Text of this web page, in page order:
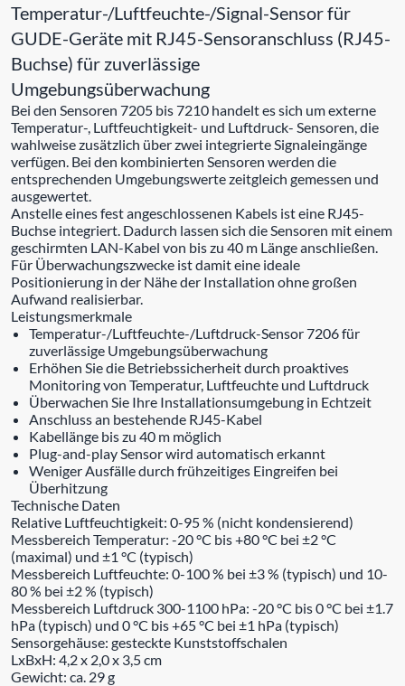
Temperatur-/Luftfeuchte-/Signal-Sensor für
GUDE-Geräte mit RJ45-Sensoranschluss (RJ45-
Buchse) für zuverlässige
Umgebungsüberwachung
Bei den Sensoren 7205 bis 7210 handelt es sich um externe
Temperatur-, Luftfeuchtigkeit- und Luftdruck- Sensoren, die
wahlweise zusätzlich über zwei integrierte Signaleingänge
verfügen. Bei den kombinierten Sensoren werden die
entsprechenden Umgebungswerte zeitgleich gemessen und
ausgewertet.
Anstelle eines fest angeschlossenen Kabels ist eine RJ45-
Buchse integriert. Dadurch lassen sich die Sensoren mit einem
geschirmten LAN-Kabel von bis zu 40 m Länge anschließen.
Für Überwachungszwecke ist damit eine ideale
Positionierung in der Nähe der Installation ohne großen
Aufwand realisierbar.
Leistungsmerkmale
Temperatur-/Luftfeuchte-/Luftdruck-Sensor 7206 für
zuverlässige Umgebungsüberwachung
Erhöhen Sie die Betriebssicherheit durch proaktives
Monitoring von Temperatur, Luftfeuchte und Luftdruck
Überwachen Sie Ihre Installationsumgebung in Echtzeit
Anschluss an bestehende RJ45-Kabel
Kabellänge bis zu 40 m möglich
Plug-and-play Sensor wird automatisch erkannt
Weniger Ausfälle durch frühzeitiges Eingreifen bei
Überhitzung
Technische Daten
Relative Luftfeuchtigkeit: 0-95 % (nicht kondensierend)
Messbereich Temperatur: -20 °C bis +80 °C bei ±2 °C
(maximal) und ±1 °C (typisch)
Messbereich Luftfeuchte: 0-100 % bei ±3 % (typisch) und 10-
80 % bei ±2 % (typisch)
Messbereich Luftdruck 300-1100 hPa: -20 °C bis 0 °C bei ±1.7
hPa (typisch) und 0 °C bis +65 °C bei ±1 hPa (typisch)
Sensorgehäuse: gesteckte Kunststoffschalen
LxBxH: 4,2 x 2,0 x 3,5 cm
Gewicht: ca. 29 g